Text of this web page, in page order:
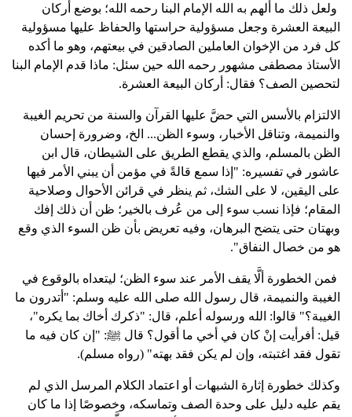
ولعل ذلك ما ألهم به الله الإمام البنا رحمه الله؛ بوضع أركان
البيعة العشرة وجعل مسؤولية حراستها والحفاظ عليها مسؤولية
كل فرد من الإخوان العاملين الصادقين في بيعتهم، وهو ما أكده
الأستاذ مصطفى مشهور رحمه الله حين سئل: ماذا قدم الإمام البنا
لتحصين الصف؟ فقال: أركان البيعة العشرة.
الالتزام بالأسس التي حضَّ عليها القرآن والسنة من تحريم الغيبة
والنميمة، وتناقل الأخبار، وسوء الظن... الخ، وضرورة إحسان
الظن بالمسلم، والذي يقطع الطريق على الشيطان، قال ابن
عاشور في تفسيره: "إذا سمع قالةً في مؤمن أن يبني الأمر فيها
على اليقين، لا على الشك، ثم ينظر في قرائن الأحوال وصلاحية
المقام؛ فإذا نسب سوء إلى من عُرف بالخير؛ ظن أن ذلك إفك
وبهتان حتى يتضح البرهان، وفيه تعريض بأن ظن السوء الذي وقع
هو من خصال النفاق".
فمن الخطورة ألَّا يقف الأمر عند سوء الظن؛ ليتعداه بالوقوع في
الغيبة والنميمة، قال رسول الله صلى الله عليه وسلم: "أتدرون ما
الغيبة؟" قالوا: الله ورسوله أعلم، قال: "ذكرك أخاك بما يكره"،
قيل: أفرأيت إنْ كان في أخي ما أقول؟ قال ﷺ: "إن كان فيه ما
تقول فقد اغتبته، وإن لم يكن فقد بهته" (رواه مسلم).
وكذلك خطورة إثارة الشبهات أو اعتماد الكلام المرسل الذي لم
يقم عليه دليل على وحدة الصف وتماسكه، وخصوصًا إذا ما كان